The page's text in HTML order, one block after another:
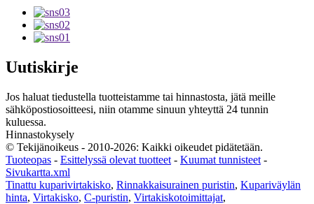
Uutiskirje
Jos haluat tiedustella tuotteistamme tai hinnastosta, jätä meille
sähköpostiosoitteesi, niin otamme sinuun yhteyttä 24 tunnin
kuluessa.
Hinnastokysely
© Tekijänoikeus - 2010-2026: Kaikki oikeudet pidätetään.
Tuoteopas - Esittelyssä olevat tuotteet - Kuumat tunnisteet -
Sivukartta.xml
Tinattu kuparivirtakisko, Rinnakkaisurainen puristin, Kupariväylän
hinta, Virtakisko, C-puristin, Virtakiskotoimittajat,